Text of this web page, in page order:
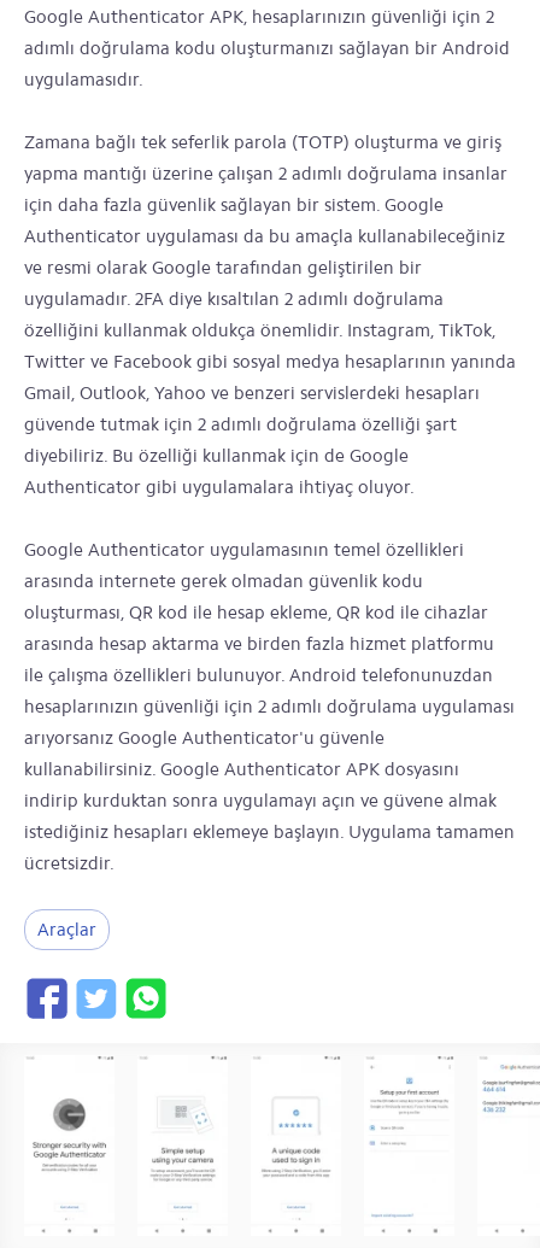
Google Authenticator APK, hesaplarınızın güvenliği için 2
adımlı doğrulama kodu oluşturmanızı sağlayan bir Android
uygulamasıdır.
Zamana bağlı tek seferlik parola (TOTP) oluşturma ve giriş
yapma mantığı üzerine çalışan 2 adımlı doğrulama insanlar
için daha fazla güvenlik sağlayan bir sistem. Google
Authenticator uygulaması da bu amaçla kullanabileceğiniz
ve resmi olarak Google tarafından geliştirilen bir
uygulamadır. 2FA diye kısaltılan 2 adımlı doğrulama
özelliğini kullanmak oldukça önemlidir. Instagram, TikTok,
Twitter ve Facebook gibi sosyal medya hesaplarının yanında
Gmail, Outlook, Yahoo ve benzeri servislerdeki hesapları
güvende tutmak için 2 adımlı doğrulama özelliği şart
diyebiliriz. Bu özelliği kullanmak için de Google
Authenticator gibi uygulamalara ihtiyaç oluyor.
Google Authenticator uygulamasının temel özellikleri
arasında internete gerek olmadan güvenlik kodu
oluşturması, QR kod ile hesap ekleme, QR kod ile cihazlar
arasında hesap aktarma ve birden fazla hizmet platformu
ile çalışma özellikleri bulunuyor. Android telefonunuzdan
hesaplarınızın güvenliği için 2 adımlı doğrulama uygulaması
arıyorsanız Google Authenticator'u güvenle
kullanabilirsiniz. Google Authenticator APK dosyasını
indirip kurduktan sonra uygulamayı açın ve güvene almak
istediğiniz hesapları eklemeye başlayın. Uygulama tamamen
ücretsizdir.
Araçlar